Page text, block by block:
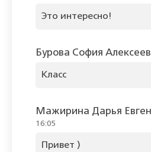
Это интересно!
Бурова София
Класс
Мажирина Дарья
16:05
Привет )